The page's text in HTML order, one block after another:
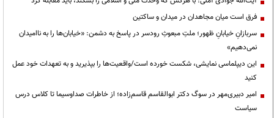
فرق است میان مجاهدان در میدان و ساکتین
سربازانِ خیابانِ ظهور؛ ملتِ مبعوثِ رودسر در پاسخ به دشمن: «خیابان‌ها را به ناامیدان
نمی‌دهیم»
این دیپلماسی نمایشی، شکست خورده است/واقعیت‌ها را بپذیرید و به تعهدات خود عمل
کنید
امیر دبیری‌مهر در سوگ دکتر ابوالقاسم قاسم‌زاده؛ از خاطرات صداوسیما تا کلاس درس
سیاست